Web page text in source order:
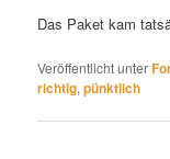
Das Paket kam
Veröffentlicht unter
richtig,pünktlich